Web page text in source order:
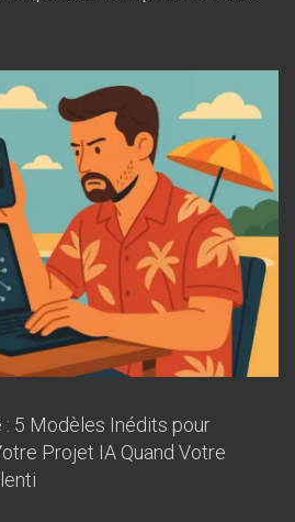
: 5 Modèles Inédits pour
Projet IA Quand Votre